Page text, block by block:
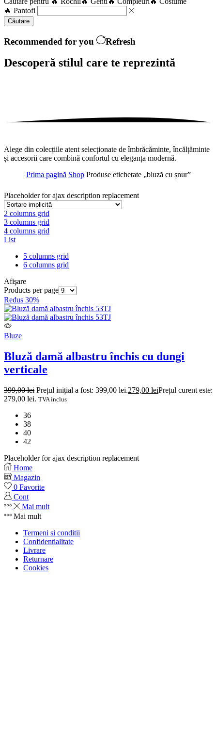
🔥 Pantofi
Căutare
Recommended for you Refresh
Descoperă stilul care te reprezintă
Alege din colecțiile atent selecționate de îmbrăcăminte, încălțăminte
și accesorii care combină confortul cu eleganța modernă.
Prima pagină Shop Produse etichetate „bluză cu șnur”
Placeholder for ajax description replacement
2 columns grid
3 columns grid
4 columns grid
List
5 columns grid
6 columns grid
Afişare
Products per page
Redus 30%
Bluze
Bluză damă albastru închis cu dungi
verticale
399,00lei Prețul inițial a fost: 399,00 lei.279,00 leiPrețul curent este:
279,00 lei. TVA inclus
36
38
40
42
Placeholder for ajax description replacement
Home
Magazin
0 Favorite
Cont
Mai mult
Mai mult
Termeni si conditii
Confidentialitate
Livrare
Returnare
Cookies